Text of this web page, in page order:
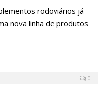
rodoviários já
nova linha de produtos
0